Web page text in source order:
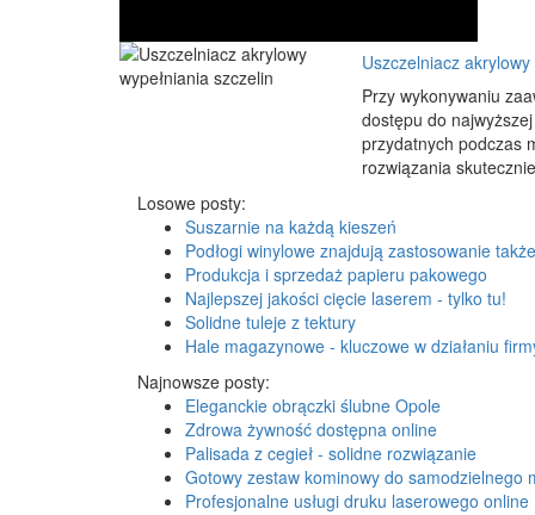
Uszczelniacz
Przy wykonywaniu
dostępu do
przydatnych podczas
rozwiązania
Losowe posty:
Suszarnie na każdą kieszeń
Podłogi winylowe znajdują zastosowanie
Produkcja i sprzedaż papieru pakowego
Najlepszej jakości cięcie laserem - tylko tu!
Solidne tuleje z tektury
Hale magazynowe - kluczowe w działaniu
Najnowsze posty:
Eleganckie obrączki ślubne Opole
Zdrowa żywność dostępna online
Palisada z cegieł - solidne rozwiązanie
Gotowy zestaw kominowy do samodzielnego
Profesjonalne usługi druku laserowego online